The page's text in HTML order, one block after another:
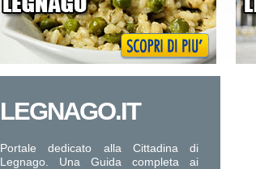
LEGNAGO.IT
Portale dedicato alla Cittadina di
Legnago. Una Guida completa ai